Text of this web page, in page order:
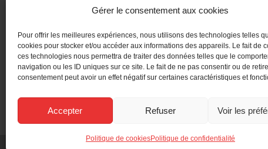
Gérer le consentement aux cookies
Pour offrir les meilleures expériences, nous utilisons des technologies telles
cookies pour stocker et/ou accéder aux informations des appareils. Le fait de
ces technologies nous permettra de traiter des données telles que le
navigation ou les ID uniques sur ce site. Le fait de ne pas consentir ou de
consentement peut avoir un effet négatif sur certaines caractéristiques et
Accepter Refuser Voir les
Politique de cookiesPolitique de confidentialité
Adresse
Téléphone :
04 77 27 40 40
Fax :
mairie@panissieres.fr